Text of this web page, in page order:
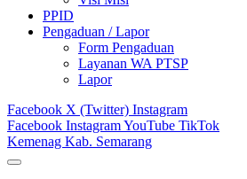
PPID
Pengaduan / Lapor
Form Pengaduan
Layanan WA PTSP
Lapor
Facebook X (Twitter) Instagram
Facebook InstagramYouTube TikTok
Kemenag Kab. Semarang